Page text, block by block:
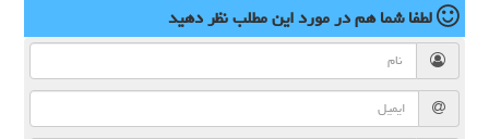
لطفا شما همدر مورد این مطلبنظر دهید